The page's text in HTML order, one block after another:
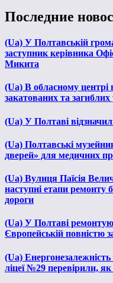
Последние
(Ua) У Полтавській
заступник керівника
Микита
(Ua) В обласному
закатованих та загиблих
(Ua) У Полтаві
(Ua) Полтавські
дверей» для медичних
(Ua) Вулиця Паїсія
наступні етапи ремонту
дороги
(Ua) У Полтаві
Європейській повністю
(Ua)
ліцеї №29 перевірили,